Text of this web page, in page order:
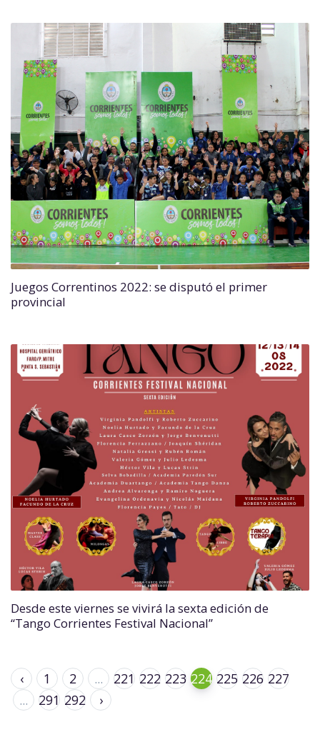
Juegos Correntinos 2022: se disputó el primer
provincial
Desde este viernes se vivirá la sexta edición de
“Tango Corrientes Festival Nacional”
‹ 1 2 ... 221 222 223 224 225 226 227
...
291 292 ›